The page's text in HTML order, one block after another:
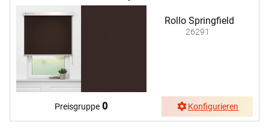
Rollo Springfield
26291
Preisgruppe 0 Konfigurieren